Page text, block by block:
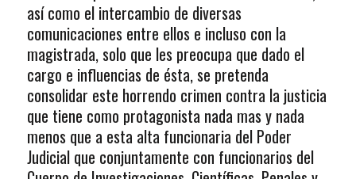
así como el intercambio de diversas
comunicaciones entre ellos e incluso con la
magistrada, solo que les preocupa que dado el
cargo e influencias de ésta, se pretenda
consolidar este horrendo crimen contra la justicia
que tiene como protagonista nada mas y nada
menos que a esta alta funcionaria del Poder
Judicial que conjuntamente con funcionarios del